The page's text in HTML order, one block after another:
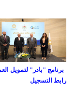
برنامج "بادر" لتمويل
رابط التسجيل